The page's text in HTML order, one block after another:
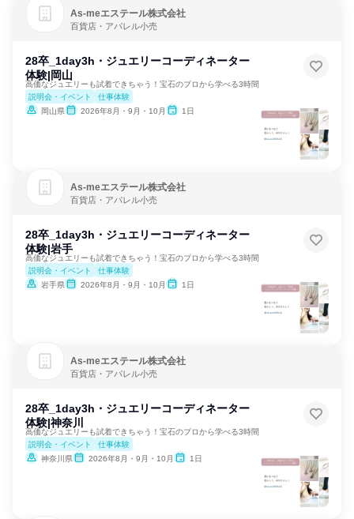
As‐meエステール株式会社
百貨店・アパレル小売
28卒_1day3h・ジュエリーコーディネーター
体験|岡山
高価なジュエリーも試着できちゃう！宝石のプロから学べる3時間
説明会・イベント
仕事体験
岡山県
2026年8月・9月・10月 1日
As‐meエステール株式会社
百貨店・アパレル小売
28卒_1day3h・ジュエリーコーディネーター
体験|岩手
高価なジュエリーも試着できちゃう！宝石のプロから学べる3時間
説明会・イベント
仕事体験
岩手県
2026年8月・9月・10月 1日
As‐meエステール株式会社
百貨店・アパレル小売
28卒_1day3h・ジュエリーコーディネーター
体験|神奈川
高価なジュエリーも試着できちゃう！宝石のプロから学べる3時間
説明会・イベント
仕事体験
神奈川県
2026年8月・9月・10月 1日